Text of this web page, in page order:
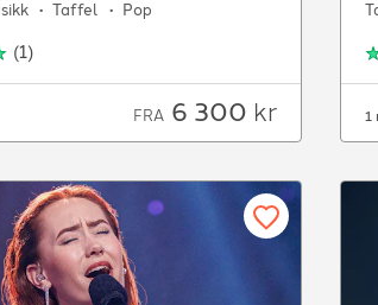
Taffel Pop
(1)
FRA 6 300 kr 1